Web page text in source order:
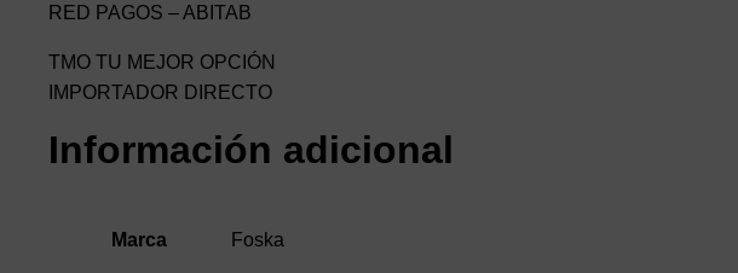
RED PAGOS – ABITAB
TMO TU MEJOR OPCIÓN
IMPORTADOR DIRECTO
Información adicional
Marca Foska